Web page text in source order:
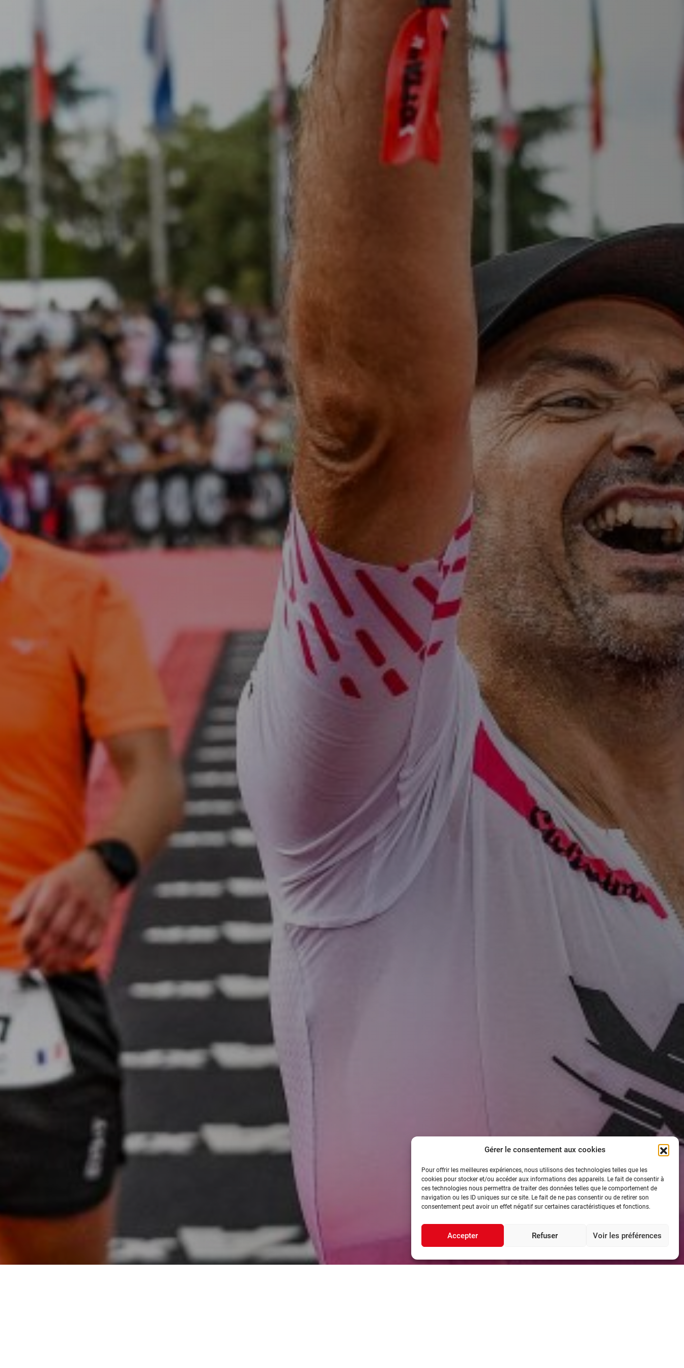
Gérer le consentement aux cookies
Pour offrir les meilleures expériences, nous utilisons des technologies telles que les
cookies pour stocker et/ou accéder aux informations des appareils. Le fait de consentir à
ces technologies nous permettra de traiter des données telles que le comportement de
navigation ou les ID uniques sur ce site. Le fait de ne pas consentir ou de retirer son
consentement peut avoir un effet négatif sur certaines caractéristiques et fonctions.
Accepter Refuser Voir les préférences